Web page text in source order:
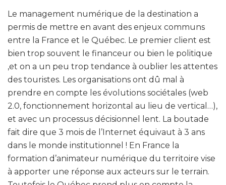
Le management numérique de la destination a
permis de mettre en avant des enjeux communs
entre la France et le Québec. Le premier client est
bien trop souvent le financeur ou bien le politique
,et on a un peu trop tendance à oublier les attentes
des touristes. Les organisations ont dû mal à
prendre en compte les évolutions sociétales (web
2.0, fonctionnement horizontal au lieu de vertical…),
et avec un processus décisionnel lent. La boutade
fait dire que 3 mois de l’Internet équivaut à 3 ans
dans le monde institutionnel ! En France la
formation d’animateur numérique du territoire vise
à apporter une réponse aux acteurs sur le terrain.